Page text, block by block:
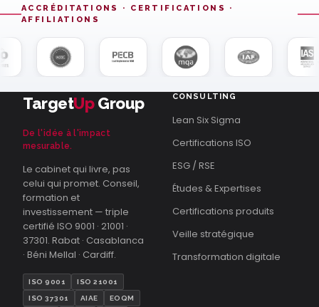
ACCRÉDITATIONS · CERTIFICATIONS ·
AFFILIATIONS
TargetUpGroup
De l'idée à l'impact
mesurable.
Le cabinet qui livre, pas
celui qui promet. Conseil,
formation et
investissement — triple
certifié ISO 9001 · 21001 ·
37301. Rabat · Casablanca
· Béni Mellal · Cardiff.
ISO 9001 ISO 21001
ISO 37301 AIAE EOQM
CONSULTING
Lean Six Sigma
Certifications ISO
ESG / RSE
Études & Expertises
Certifications produits
Veille stratégique
Transformation digitale